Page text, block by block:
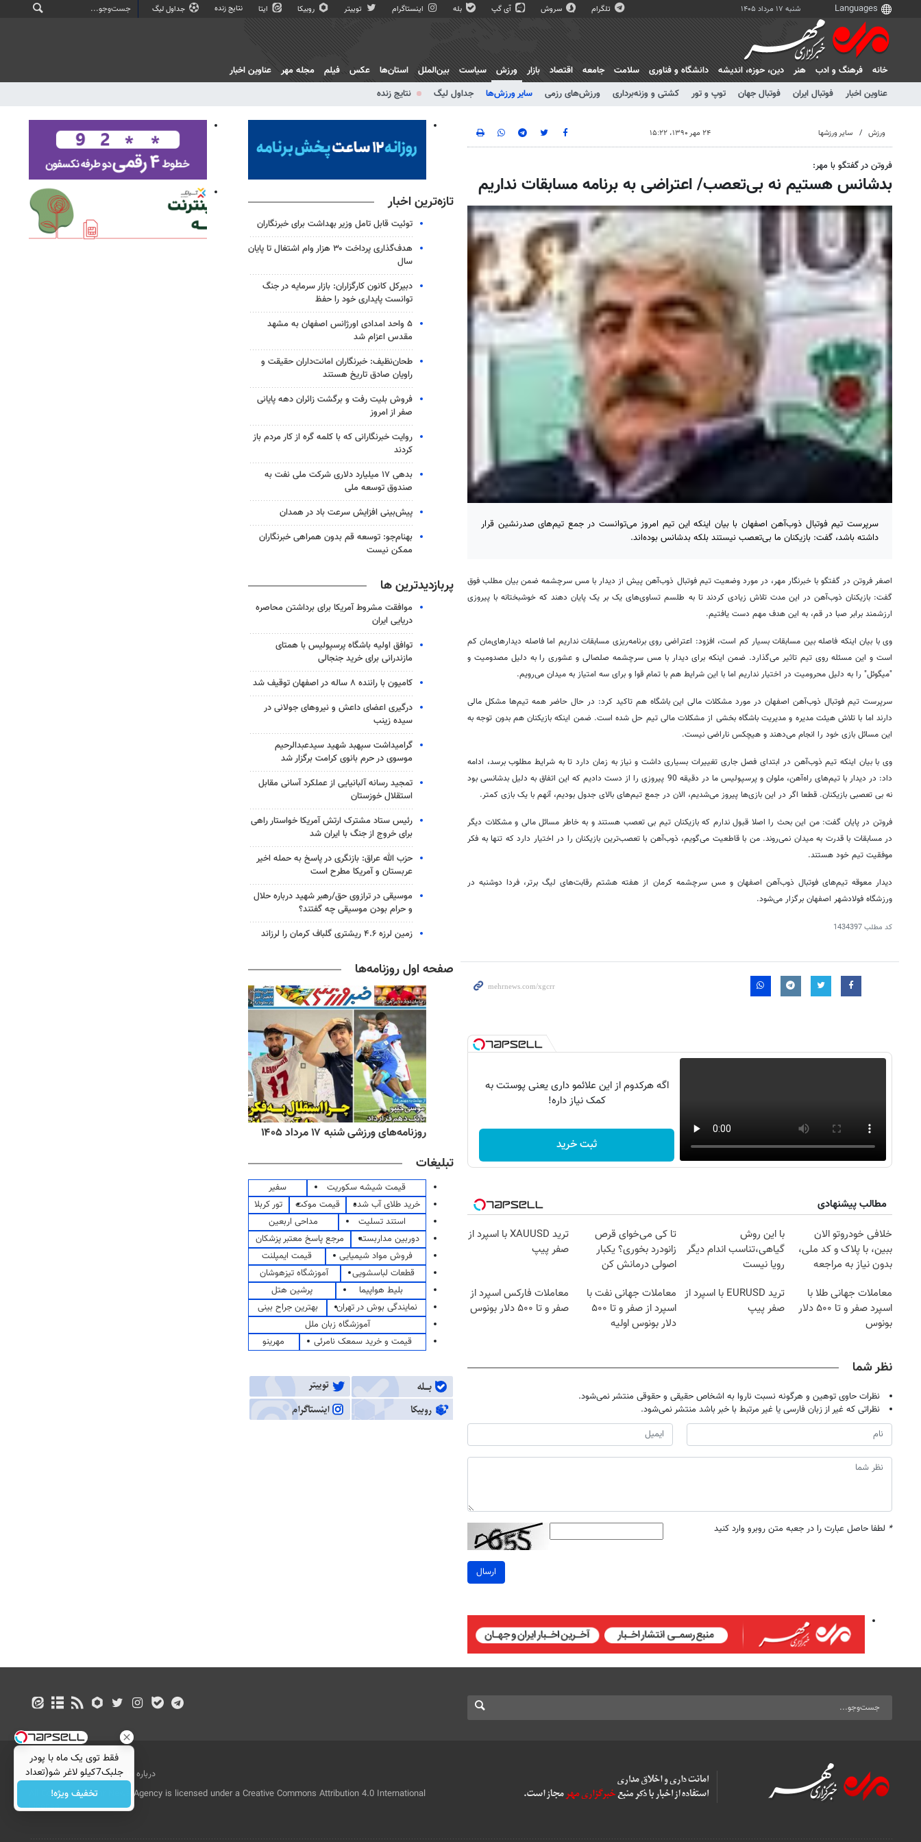
شنبه ۱۷ مرداد ۱۴۰۵ تلگرام سروش آی گپ بله اینستاگرام توییتر روبیکا ایتا نتایج زنده جداول لیگ
خانه فرهنگ و ادب هنر دين، حوزه، انديشه دانشگاه و فناوری سلامت جامعه اقتصاد بازار
ورزش
عناوین اخبار
فوتبال ایران فوتبال جهان توپ و تور کشتی و وزنه‌برداری ورزش‌های رزمی سایر ورزش‌ها جداول لیگ نتایج زنده
سیاست بین‌الملل استان‌ها عکس فیلم مجله مهر عناوین اخبار
ورزش سایر ورزشها ۲۴ مهر ۱۳۹۰، ۱۵:۲۲
فروتن در گفتگو با مهر:
بدشانس هستیم نه بی‌تعصب/ اعتراضی به برنامه مسابقات نداریم
سرپرست تیم فوتبال ذوب‌آهن اصفهان با بیان اینکه این تیم امروز می‌توانست در جمع تیم‌های صدرنشین قرار
داشته باشد، گفت: بازیکنان ما بی‌تعصب نیستند بلکه بدشانس بوده‌اند.
اصغر فروتن در گفتگو با خبرنگار مهر، در مورد وضعیت تیم فوتبال ذوب‌آهن پیش از دیدار با مس سرچشمه ضمن بیان مطلب فوق
گفت: بازیکنان ذوب‌آهن در این مدت تلاش زیادی کردند تا به طلسم تساوی‌های یک بر یک پایان دهند که خوشبختانه با پیروزی
ارزشمند برابر صبا در قم، به این هدف مهم دست یافتیم.
وی با بیان اینکه فاصله بین مسابقات بسیار کم است، افزود: اعتراضی روی برنامه‌ریزی مسابقات نداریم اما فاصله دیدارهای‌مان کم
است و این مسئله روی تیم تاثیر می‌گذارد. ضمن اینکه برای دیدار با مس سرچشمه صلصالی و عشوری را به دلیل مصدومیت و
"میگوئل" را به دلیل محرومیت در اختیار نداریم اما با این شرایط هم با تمام قوا و برای سه امتیاز به میدان می‌رویم.
سرپرست تیم فوتبال ذوب‌آهن اصفهان در مورد مشکلات مالی این باشگاه هم تاکید کرد: در حال حاضر همه تیم‌ها مشکل مالی
دارند اما با تلاش هیئت مدیره و مدیریت باشگاه بخشی از مشکلات مالی تیم حل شده است. ضمن اینکه بازیکنان هم بدون توجه به
این مسائل بازی خود را انجام می‌دهند و هیچکس ناراضی نیست.
وی با بیان اینکه تیم ذوب‌آهن در ابتدای فصل جاری تغییرات بسیاری داشت و نیاز به زمان دارد تا به شرایط مطلوب برسد، ادامه
داد: در دیدار با تیم‌های راه‌آهن، ملوان و پرسپولیس ما در دقیقه 90 پیروزی را از دست دادیم که این اتفاق به دلیل بدشانسی بود
نه بی تعصبی بازیکنان. قطعا اگر در این بازی‌ها پیروز می‌شدیم، الان در جمع تیم‌های بالای جدول بودیم، آنهم با یک بازی کمتر.
فروتن در پایان گفت: من این بحث را اصلا قبول ندارم که بازیکنان تیم بی تعصب هستند و به خاطر مسائل مالی و مشکلات دیگر
در مسابقات با قدرت به میدان نمی‌روند. من با قاطعیت می‌گویم، ذوب‌آهن با تعصب‌ترین بازیکنان را در اختیار دارد که تنها به فکر
موفقیت تیم خود هستند.
دیدار معوقه تیم‌های فوتبال ذوب‌آهن اصفهان و مس سرچشمه کرمان از هفته هشتم رقابت‌های لیگ برتر، فردا دوشنبه در
ورزشگاه فولادشهر اصفهان برگزار می‌شود.
کد مطلب1434397
اگه هرکدوم از این علائمو داری یعنی پوستت به
کمک نیاز داره!
ثبت خرید
مطالب پیشنهادی
خلافی خودروتو الان
ببین، با پلاک و کد ملی،
بدون نیاز به مراجعه
با این روش
گیاهی،تناسب اندام دیگر
رویا نیست
تا کی می‌خوای قرص
زانودرد بخوری؟ یکبار
اصولی درمانش کن
ترید XAUUSD با اسپرد از
صفر پیپ
معاملات جهانی طلا با
اسپرد صفر و تا ۵۰۰ دلار
بونوس
ترید EURUSD با اسپرد از
صفر پیپ
معاملات جهانی نفت با
اسپرد از صفر و تا ۵۰۰
دلار بونوس اولیه
معاملات فارکس اسپرد از
صفر و تا ۵۰۰ دلار بونوس
نظر شما
نظرات حاوی توهین و هرگونه نسبت ناروا به اشخاص حقیقی و حقوقی منتشر نمی‌شود.
نظراتی که غیر از زبان فارسی یا غیر مرتبط با خبر باشد منتشر نمی‌شود.
* لطفا حاصل عبارت را در جعبه متن روبرو وارد کنید
ارسال
تازه‌ترین اخبار
توئیت قابل تامل وزیر بهداشت برای خبرنگاران
هدف‌گذاری پرداخت ۳۰ هزار وام اشتغال تا پایان
سال
دبیرکل کانون کارگزاران: بازار سرمایه در جنگ
توانست پایداری خود را حفظ
۵ واحد امدادی اورژانس اصفهان به مشهد
مقدس اعزام شد
طحان‌نظیف: خبرنگاران امانت‌داران حقیقت و
راویان صادق تاریخ‌ هستند
فروش بلیت رفت و برگشت زائران دهه پایانی
صفر از امروز
روایت خبرنگارانی که با کلمه گره از کار مردم باز
کردند
بدهی ۱۷ میلیارد دلاری شرکت ملی نفت به
صندوق توسعه ملی
پیش‌بینی افزایش سرعت باد در همدان
بهنام‌جو: توسعه قم بدون همراهی خبرنگاران
ممکن نیست
پربازدیدترین ها
موافقت مشروط آمریکا برای برداشتن محاصره
دریایی ایران
توافق اولیه باشگاه پرسپولیس با همتای
مازندرانی برای خرید جنجالی
کامیون با راننده ۸ ساله در اصفهان توقیف شد
درگیری اعضای داعش و نیروهای جولانی در
سیده زینب
گرامیداشت سپهبد شهید سیدعبدالرحیم
موسوی در حرم بانوی کرامت برگزار شد
تمجید رسانه آلبانیایی از عملکرد آسانی مقابل
استقلال خوزستان
رئیس ستاد مشترک ارتش آمریکا خواستار راهی
برای خروج از جنگ با ایران شد
حزب الله عراق: بازنگری در پاسخ به حمله اخیر
عربستان و آمریکا مطرح است
موسیقی در ترازوی حق/رهبر شهید درباره حلال
و حرام بودن موسیقی چه گفتند؟
زمین لرزه ۴.۶ ریشتری گلباف کرمان را لرزاند
صفحه اول روزنامه‌ها
روزنامه‌های صبح شنبه ۱۷ مرداد ۱۴۰۵ روزنامه‌های اقتصادی شنبه ۱۷ مرداد ۱۴۰۵ روزنامه‌های ورزشی شنبه ۱۷ مرداد ۱۴۰۵
تبلیغات
قیمت شیشه سکوریت
سفیر
خرید طلای آب شده
قیمت موکت
تور کربلا
استند تسلیت
مداحی اربعین
دوربین مداربسته
مرجع پاسخ معتبر پزشکان
فروش مواد شیمیایی
قیمت ایمپلنت
قطعات لباسشویی
آموزشگاه تیزهوشان
بلیط هواپیما
پرشین هتل
نمایندگی بوش در تهران
بهترین جراح بینی
آموزشگاه زبان ملل
قیمت و خرید سمعک نامرئی
مهرینو
درباره ما تماس با ما
بازرگانی
All Content by Mehr News Agency is licensed under a Creative Commons Attribution 4.0 International
License.
فقط توی یک ماه با پودر
جلبک7کیلو لاغر شو(تعداد
محدود)
تخفیف ویژه!